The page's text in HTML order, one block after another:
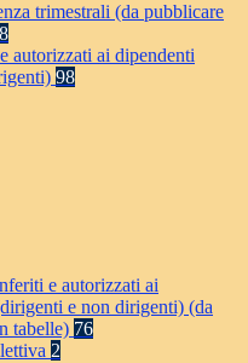
trimestrali (da pubblicare
autorizzati ai dipendenti
98
e autorizzati ai
e non dirigenti) (da
tabelle) 76
2